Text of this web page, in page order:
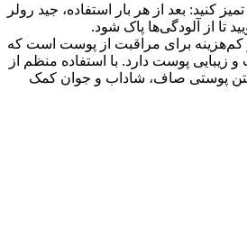
کنید: بعد از هر بار استفاده، جید رولر
تا از آلودگی‌ها پاک شود.
کم‌هزینه برای مراقبت از پوست است که
زیبایی پوست دارد. با استفاده منظم از
پوستی صاف، شاداب و جوان کمک